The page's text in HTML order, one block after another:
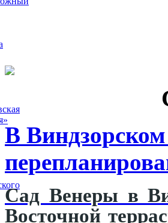
В
Сад Венеры в
Восточной